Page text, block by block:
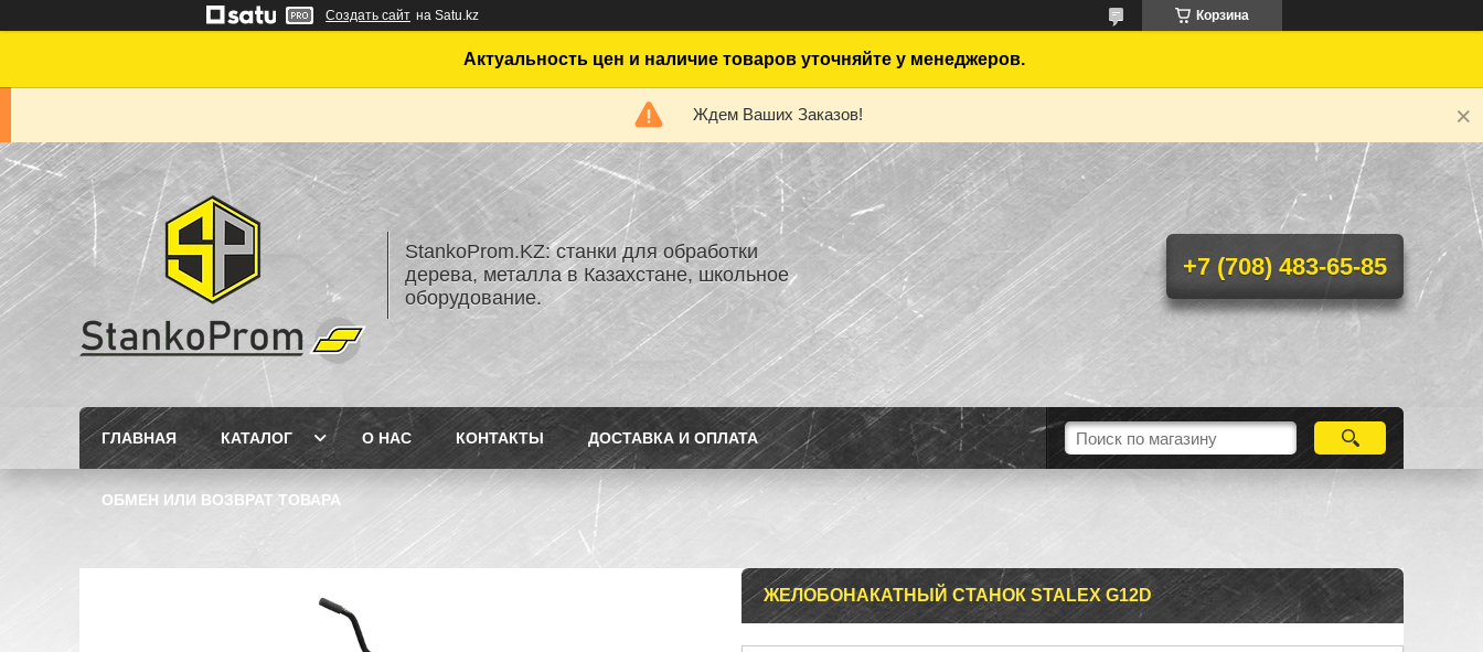
Создать сайт на Satu.kz Корзина
Актуальность цен и наличие товаров уточняйте у менеджеров.
Ждем Ваших Заказов!
StankoProm.KZ: станки для обработки
дерева, металла в Казахстане, школьное
оборудование.
+7 (708) 483-65-85
ГЛАВНАЯ КАТАЛОГ О НАС КОНТАКТЫ ДОСТАВКА И ОПЛАТА
ОБМЕН ИЛИ ВОЗВРАТ ТОВАРА
ЖЕЛОБОНАКАТНЫЙ СТАНОК STALEX G12D